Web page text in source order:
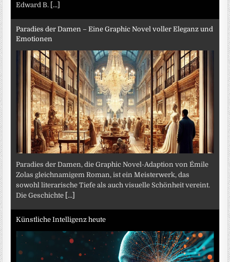
Edward B. [...]
Paradies der Damen – Eine Graphic Novel voller Eleganz und
Emotionen
Paradies der Damen, die Graphic Novel-Adaption von Émile
Zolas gleichnamigem Roman, ist ein Meisterwerk, das
sowohl literarische Tiefe als auch visuelle Schönheit vereint.
Die Geschichte [...]
Künstliche Intelligenz heute